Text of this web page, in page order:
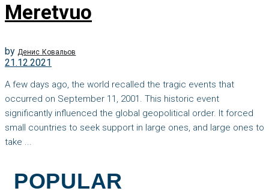
Meretvuo
by Денис Ковальов
21.12.2021
A few days ago, the world recalled the tragic events that
occurred on September 11, 2001. This historic event
significantly influenced the global geopolitical order. It forced
small countries to seek support in large ones, and large ones to
take ...
POPULAR